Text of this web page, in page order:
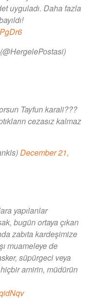
uyguladı. Daha fazla
Tayfun karali???
cezasız kalmaz
December 21,
yapılanlar
bugün ortaya çıkan
zabıta kardeşimize
muameleye de
süpürgeci veya
amirin, müdürün